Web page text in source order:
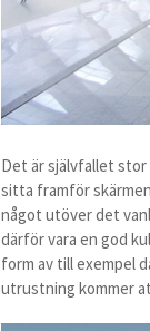
Det är självfallet
sitta framför
något utöver det
därför vara en god
form av till exempel
utrustning kommer